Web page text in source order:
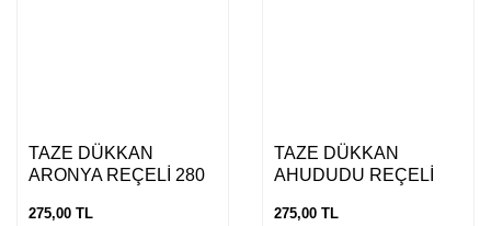
TAZE DÜKKAN
ARONYA REÇELİ 280
275,00 TL
TAZE DÜKKAN
AHUDUDU REÇELİ
275,00 TL